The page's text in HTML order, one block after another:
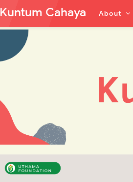
Kuntum Cahaya About